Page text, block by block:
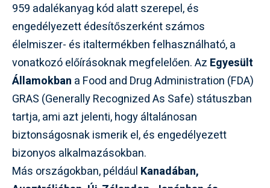
959 adalékanyag kód alatt szerepel, és
engedélyezett édesítőszerként számos
élelmiszer- és italtermékben felhasználható, a
vonatkozó előírásoknak megfelelően. Az Egyesült
Államokban a Food and Drug Administration (FDA)
GRAS (Generally Recognized As Safe) státuszban
tartja, ami azt jelenti, hogy általánosan
biztonságosnak ismerik el, és engedélyezett
bizonyos alkalmazásokban.
Más országokban, például Kanadában,